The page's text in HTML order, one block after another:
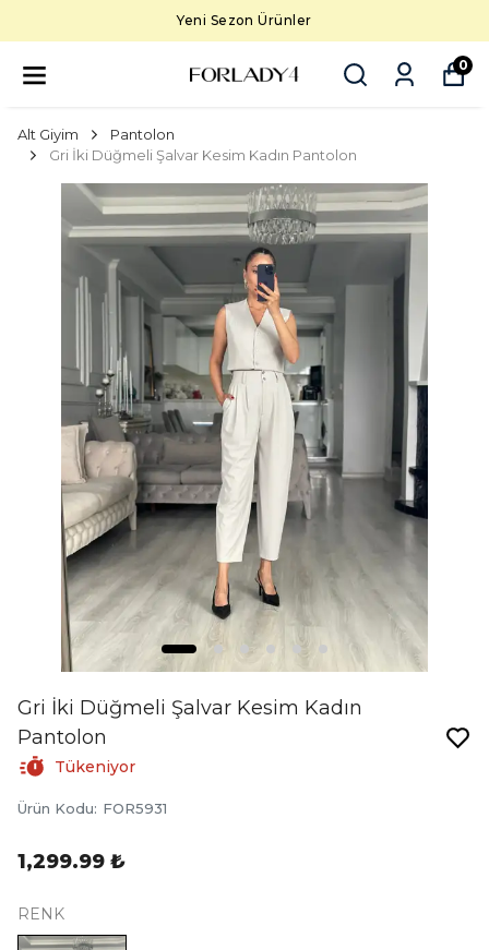
Yeni Sezon Ürünler
0
Alt Giyim
Pantolon
Gri İki Düğmeli Şalvar Kesim Kadın Pantolon
Gri İki Düğmeli Şalvar Kesim Kadın
Pantolon
Tükeniyor
Ürün Kodu: FOR5931
1,299.99 ₺
RENK